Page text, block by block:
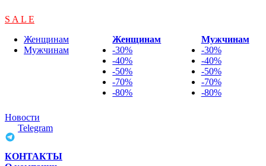
S A L E
Женщинам
Мужчинам
Женщинам
-30%
-40%
-50%
-70%
-80%
Мужчинам
-30%
-40%
-50%
-70%
-80%
Новости
Telegram
КОНТАКТЫ